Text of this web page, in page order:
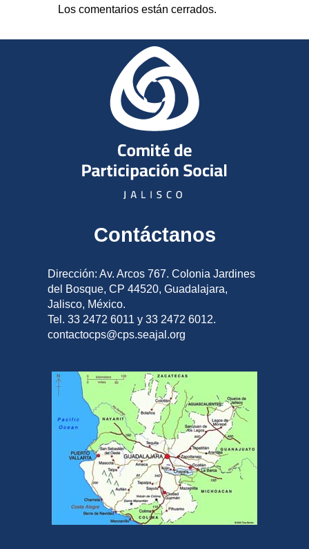
Los comentarios están cerrados.
Contáctanos
Dirección: Av. Arcos 767. Colonia Jardines
del Bosque, CP 44520, Guadalajara,
Jalisco, México.
Tel. 33 2472 6011 y 33 2472 6012.
contactocps@cps.seajal.org